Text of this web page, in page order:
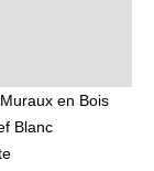
en Bois
Blanc